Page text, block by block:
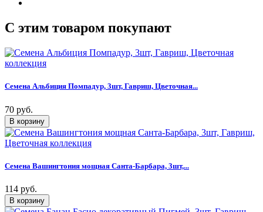
C этим товаром покупают
Семена Альбиция Помпадур, 3шт, Гавриш, Цветочная...
70 руб.
Семена Вашингтония мощная Санта-Барбара, 3шт,...
114 руб.